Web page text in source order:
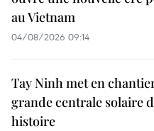
au Vietnam
04/08/2026 09:14
Tay Ninh met en
grande centrale solaire
histoire